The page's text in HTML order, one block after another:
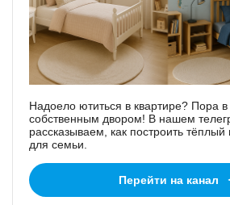
Надоело ютиться в квартире? Пора
собственным двором! В нашем
рассказываем, как построить
для семьи.
Перейти на канал